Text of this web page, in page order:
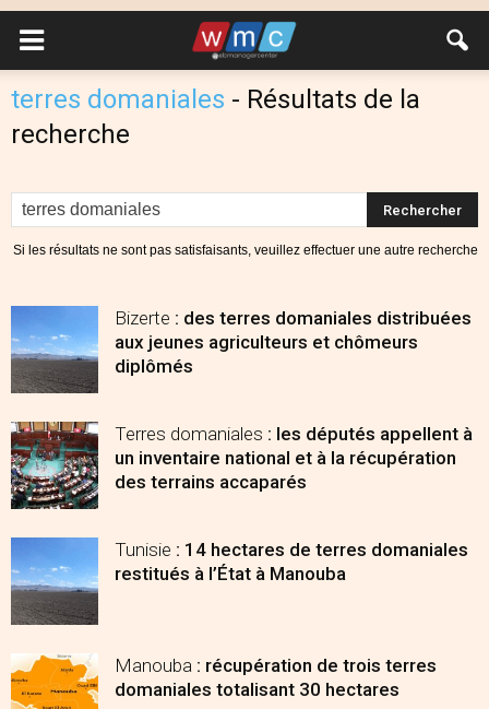
terres domaniales - Résultats de la
recherche
Si les résultats ne sont pas satisfaisants, veuillez effectuer une autre recherche
Bizerte : des terres domaniales distribuées
aux jeunes agriculteurs et chômeurs
diplômés
Terres domaniales : les députés appellent à
un inventaire national et à la récupération
des terrains accaparés
Tunisie : 14 hectares de terres domaniales
restitués à l’État à Manouba
Manouba : récupération de trois terres
domaniales totalisant 30 hectares